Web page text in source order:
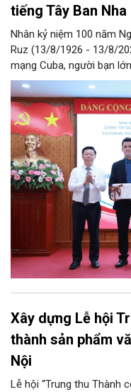
tiếng Tây Ban Nha
Nhân kỷ niệm 100 năm
Ruz (13/8/1926 - 13/8/
mạng Cuba, người bạn
Đảng, Nhà nước và nhân
Nhà xuất bản Chính trị
giáo Trung ương tổ chức
tác phẩm chọn lọc của
tập bằng tiếng Tây Ban
Xây dựng Lễ hội
thành sản phẩm
Nội
Lễ hội “Trung thu Thành